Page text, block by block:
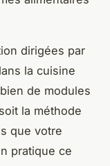
dirigées par
la cuisine
de modules
la méthode
que votre
pratique ce